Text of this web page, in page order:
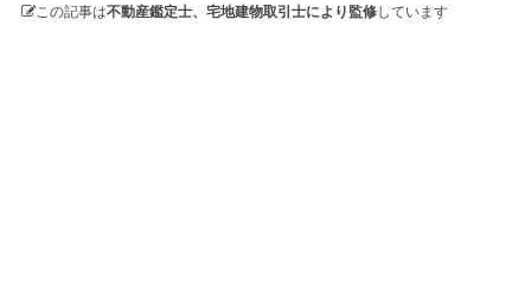
この記事は不動産鑑定士、宅地建物取引士により監修しています